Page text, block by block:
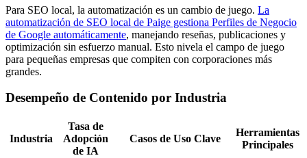
Para SEO local, la automatización es un cambio de juego. La
automatización de SEO local de Paige gestiona Perfiles de Negocio
de Google automáticamente, manejando reseñas, publicaciones y
optimización sin esfuerzo manual. Esto nivela el campo de juego
para pequeñas empresas que compiten con corporaciones más
grandes.
Desempeño de Contenido por Industria
Industria
Tasa de
Adopción
de IA
Casos de Uso Clave
Herramientas
Principales